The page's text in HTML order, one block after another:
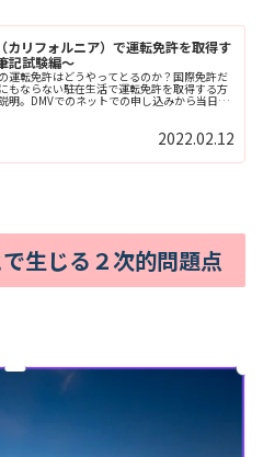
カリフォルニア）で運転免許を取得す
記試験編～
運転免許はどうやってとるのか？国際免許だ
もならない駐在生活で運転免許を取得する方
明。DMVでのネットでの申し込みから当日の
2022.02.12
生じる２次的問題点